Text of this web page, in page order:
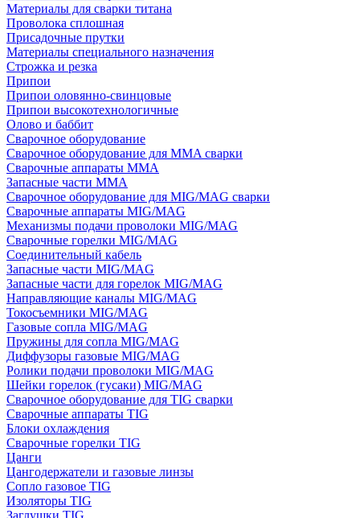
Материалы для сварки титана
Проволока сплошная
Присадочные прутки
Материалы специального назначения
Строжка и резка
Припои
Припои оловянно-свинцовые
Припои высокотехнологичные
Олово и баббит
Сварочное оборудование
Сварочное оборудование для MMA сварки
Сварочные аппараты MMA
Запасные части MMA
Сварочное оборудование для MIG/MAG сварки
Сварочные аппараты MIG/MAG
Механизмы подачи проволоки MIG/MAG
Сварочные горелки MIG/MAG
Соединительный кабель
Запасные части MIG/MAG
Запасные части для горелок MIG/MAG
Направляющие каналы MIG/MAG
Токосъемники MIG/MAG
Газовые сопла MIG/MAG
Пружины для сопла MIG/MAG
Диффузоры газовые MIG/MAG
Ролики подачи проволоки MIG/MAG
Шейки горелок (гусаки) MIG/MAG
Сварочное оборудование для TIG сварки
Сварочные аппараты TIG
Блоки охлаждения
Сварочные горелки TIG
Цанги
Цангодержатели и газовые линзы
Сопло газовое TIG
Изоляторы TIG
Заглушки TIG